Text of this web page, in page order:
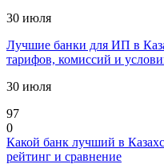
30 июля
Лучшие банки для ИП в
тарифов, комиссий и
30 июля
97
0
Какой банк лучший в
рейтинг и сравнение